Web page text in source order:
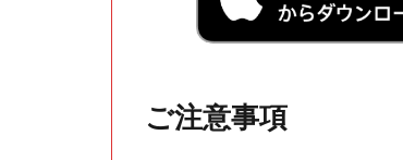
ご注意事項